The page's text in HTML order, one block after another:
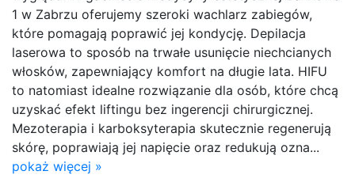
1 w Zabrzu oferujemy szeroki wachlarz zabiegów,
które pomagają poprawić jej kondycję. Depilacja
laserowa to sposób na trwałe usunięcie niechcianych
włosków, zapewniający komfort na długie lata. HIFU
to natomiast idealne rozwiązanie dla osób, które chcą
uzyskać efekt liftingu bez ingerencji chirurgicznej.
Mezoterapia i karboksyterapia skutecznie regenerują
skórę, poprawiają jej napięcie oraz redukują ozna...
pokaż więcej »